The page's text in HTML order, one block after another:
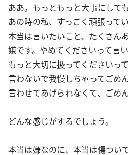
ああ。もっともっと大事にして
あの時の私、すっごく頑張って
本当は言いたいこと、たくさん
嫌です。やめてくださいって言
もっと大切に扱ってくださいっ
言わないで我慢しちゃってごめん
言わせてあげられなくて、ごめん
どんな感じがするでしょう。
本当は嫌なのに、本当は傷つい